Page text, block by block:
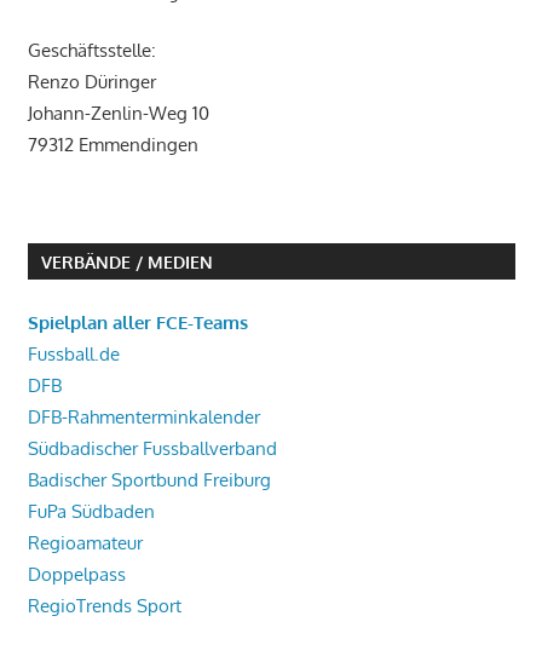
Geschäftsstelle:
Renzo Düringer
Johann-Zenlin-Weg 10
79312 Emmendingen
VERBÄNDE / MEDIEN
Spielplan aller FCE-Teams
Fussball.de
DFB
DFB-Rahmenterminkalender
Südbadischer Fussballverband
Badischer Sportbund Freiburg
FuPa Südbaden
Regioamateur
Doppelpass
RegioTrends Sport